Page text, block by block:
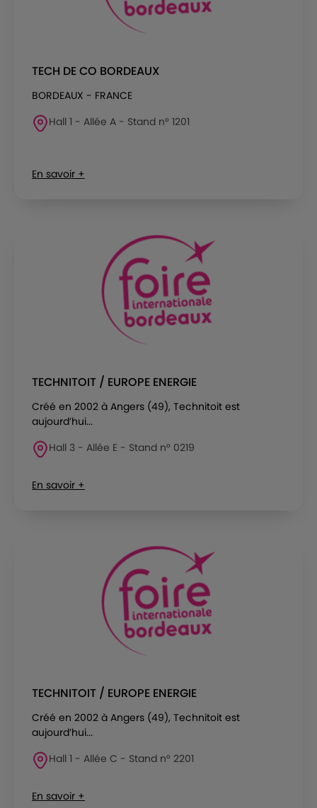
TECH DE CO BORDEAUX
BORDEAUX - FRANCE
Hall 1 - Allée A - Stand n° 1201
En savoir +
TECHNITOIT / EUROPE ENERGIE
Créé en 2002 à Angers (49), Technitoit est
aujourd’hui...
Hall 3 - Allée E - Stand n° 0219
En savoir +
TECHNITOIT / EUROPE ENERGIE
Créé en 2002 à Angers (49), Technitoit est
aujourd’hui...
Hall 1 - Allée C - Stand n° 2201
En savoir +